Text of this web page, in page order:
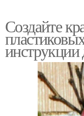
Создайте
инструкции